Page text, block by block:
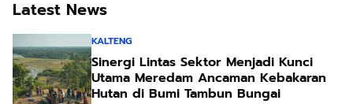
Latest News
KALTENG
Sinergi Lintas Sektor Menjadi Kunci
Utama Meredam Ancaman Kebakaran
Hutan di Bumi Tambun Bungai